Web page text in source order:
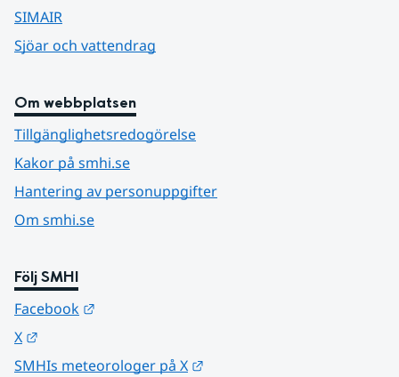
SIMAIR
Sjöar och vattendrag
Om webbplatsen
Tillgänglighetsredogörelse
Kakor på smhi.se
Hantering av personuppgifter
Om smhi.se
Följ SMHI
Facebook
X
SMHIs meteorologer på X